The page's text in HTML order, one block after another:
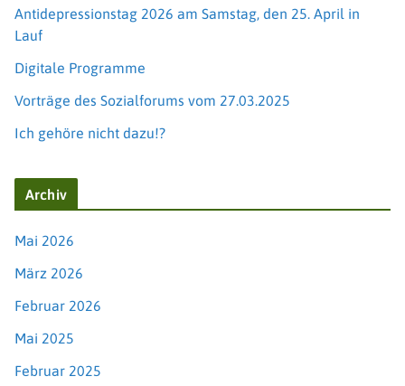
Antidepressionstag 2026 am Samstag, den 25. April in
Lauf
Digitale Programme
Vorträge des Sozialforums vom 27.03.2025
Ich gehöre nicht dazu!?
Archiv
Mai 2026
März 2026
Februar 2026
Mai 2025
Februar 2025